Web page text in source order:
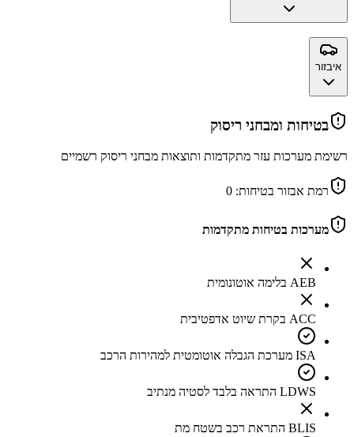
איבזור
בטיחות ומבחני ריסוק
רשימת מערכות עזר מתקדמות ותוצאות מבחני ריסוק רשמיים
רמת אבזור בטיחות: 0
מערכות בטיחות מתקדמות
AEB בלימה אוטונומית
ACC בקרת שיוט אדפטיבית
ISA מערכת הגבלה אוטומטית למהירות הרכב
LDWS התראה בלבד לסטיה מנתיב
BLIS התראת רכב בשטח מת